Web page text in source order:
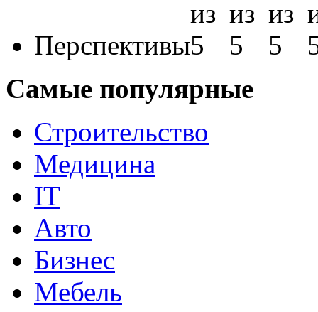
Перспективы
Самые популярные
Строительство
Медицина
IT
Авто
Бизнес
Мебель